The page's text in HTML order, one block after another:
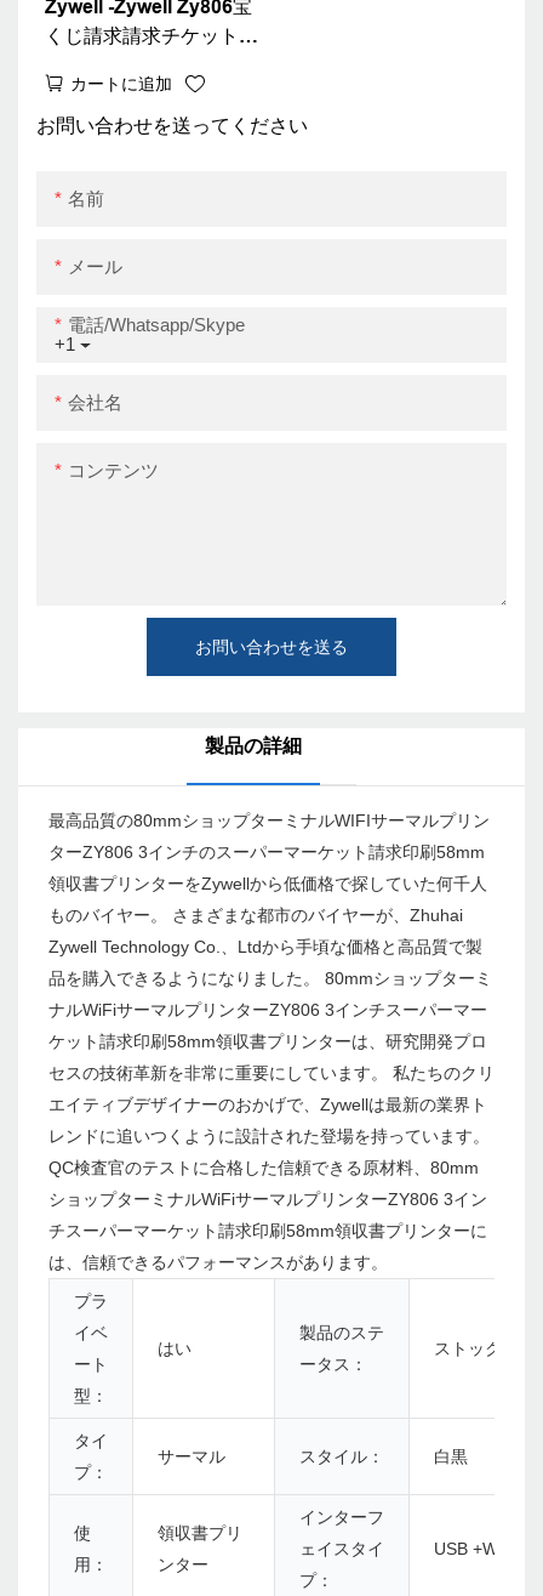
Zywell -Zywell Zy806宝
くじ請求請求チケットプ
マウントWifi Bluetooth
カートに追加
お問い合わせを送ってください
名前
メール
+1
電話/whatsapp/skype
会社名
コンテンツ
お問い合わせを送る
製品の詳細
最高品質の80mmショップターミナルWIFIサーマルプリン
ターZY806 3インチのスーパーマーケット請求印刷58mm
領収書プリンターをZywellから低価格で探していた何千人
ものバイヤー。 さまざまな都市のバイヤーが、Zhuhai
Zywell Technology Co.、Ltdから手頃な価格と高品質で製
品を購入できるようになりました。 80mmショップターミ
ナルWiFiサーマルプリンターZY806 3インチスーパーマー
ケット請求印刷58mm領収書プリンターは、研究開発プロ
セスの技術革新を非常に重要にしています。 私たちのクリ
エイティブデザイナーのおかげで、Zywellは最新の業界ト
レンドに追いつくように設計された登場を持っています。
QC検査官のテストに合格した信頼できる原材料、80mm
ショップターミナルWiFiサーマルプリンターZY806 3イン
チスーパーマーケット請求印刷58mm領収書プリンターに
は、信頼できるパフォーマンスがあります。
プラ
イベ
ート
型：
はい
製品のステ
ータス：
ストック
タイ
プ：
サーマル スタイル： 白黒
使
用：
領収書プリ
ンター
インターフ
ェイスタイ
プ：
USB +WiFi